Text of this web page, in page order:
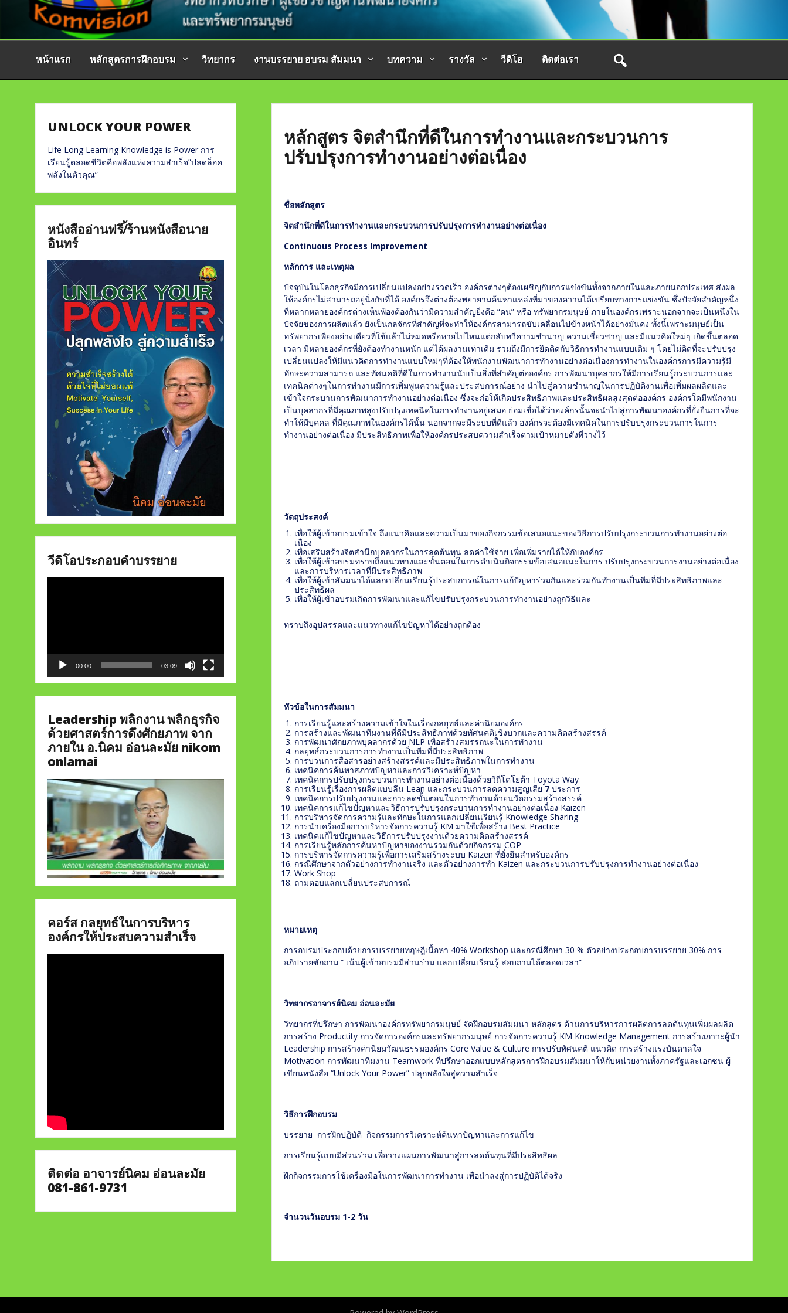
หน้าแรก หลักสูตรการฝึกอบรม วิทยากร งานบรรยาย อบรม สัมมนา บทความ รางวัล วีดิโอ ติดต่อเรา
หลักสูตร จิตสำนึกที่ดีในการทำงานและกระบวนการ
ปรับปรุงการทำงานอย่างต่อเนื่อง
ชื่อหลักสูตร
จิตสำนึกที่ดีในการทำงานและกระบวนการปรับปรุงการทำงานอย่างต่อเนื่อง
Continuous Process Improvement
หลักการ และเหตุผล
ปัจจุบันในโลกธุรกิจมีการเปลี่ยนแปลงอย่างรวดเร็ว องค์กรต่างๆต้องเผชิญกับการแข่งขันทั้งจากภายในและภายนอกประเทศ ส่งผล
ให้องค์กรไม่สามารถอยู่นิ่งกับที่ได้ องค์กรจึงต่างต้องพยายามค้นหาแหล่งที่มาของความได้เปรียบทางการแข่งขัน ซึ่งปัจจัยสำคัญหนึ่ง
ที่หลากหลายองค์กรต่างเห็นพ้องต้องกันว่ามีความสำคัญยิ่งคือ “คน” หรือ ทรัพยากรมนุษย์ ภายในองค์กรเพราะนอกจากจะเป็นหนึ่งใน
ปัจจัยของการผลิตแล้ว ยังเป็นกลจักรที่สำคัญที่จะทำให้องค์กรสามารถขับเคลื่อนไปข้างหน้าได้อย่างมั่นคง ทั้งนี้เพราะมนุษย์เป็น
ทรัพยากรเพียงอย่างเดียวที่ใช้แล้วไม่หมดหรือหายไปไหนแต่กลับทวีความชำนาญ ความเชี่ยวชาญ และมีแนวคิดใหม่ๆ เกิดขึ้นตลอด
เวลา มีหลายองค์กรที่ยังต้องทำงานหนัก แต่ได้ผลงานเท่าเดิม รวมถึงมีการยึดติดกับวิธีการทำงานแบบเดิม ๆ โดยไม่คิดที่จะปรับปรุง
เปลี่ยนแปลงให้มีแนวคิดการทำงานแบบใหม่ๆที่ต้องให้พนักงานพัฒนาการทำงานอย่างต่อเนื่องการทำงานในองค์กรการมีความรู้มี
ทักษะความสามารถ และทัศนคติที่ดีในการทำงานนับเป็นสิ่งที่สำคัญต่อองค์กร การพัฒนาบุคลากรให้มีการเรียนรู้กระบวนการและ
เทคนิคต่างๆในการทำงานมีการเพิ่มพูนความรู้และประสบการณ์อย่าง นำไปสู่ความชำนาญในการปฏิบัติงานเพื่อเพิ่มผลผลิตและ
เข้าใจกระบานการพัฒนาการทำงานอย่างต่อเนื่อง ซึ่งจะก่อให้เกิดประสิทธิภาพและประสิทธิผลสูงสุดต่อองค์กร องค์กรใดมีพนักงาน
เป็นบุคลากรที่มีคุณภาพสูงปรับปรุงเทคนิคในการทำงานอยู่เสมอ ย่อมเชื่อได้ว่าองค์กรนั้นจะนำไปสู่การพัฒนาองค์กรที่ยั่งยืนการที่จะ
ทำให้มีบุคคล ที่มีคุณภาพในองค์กรได้นั้น นอกจากจะมีระบบที่ดีแล้ว องค์กรจะต้องมีเทคนิคในการปรับปรุงกระบวนการในการ
ทำงานอย่างต่อเนื่อง มีประสิทธิภาพเพื่อให้องค์กรประสบความสำเร็จตามเป้าหมายดังที่วางไว้
วัตถุประสงค์
เพื่อให้ผู้เข้าอบรมเข้าใจ ถึงแนวคิดและความเป็นมาของกิจกรรมข้อเสนอแนะของวิธีการปรับปรุงกระบวนการทำงานอย่างต่อ
เนื่อง
เพื่อเสริมสร้างจิตสำนึกบุคลากรในการลดต้นทุน ลดค่าใช้จ่าย เพื่อเพิ่มรายได้ให้กับองค์กร
เพื่อให้ผู้เข้าอบรมทราบถึงแนวทางและขั้นตอนในการดำเนินกิจกรรมข้อเสนอแนะในการ ปรับปรุงกระบวนการงานอย่างต่อเนื่อง
และการบริหารเวลาที่มีประสิทธิภาพ
เพื่อให้ผู้เข้าสัมมนาได้แลกเปลี่ยนเรียนรู้ประสบการณ์ในการแก้ปัญหาร่วมกันและร่วมกันทำงานเป็นทีมที่มีประสิทธิภาพและ
ประสิทธิผล
เพื่อให้ผู้เข้าอบรมเกิดการพัฒนาและแก้ไขปรับปรุงกระบวนการทำงานอย่างถูกวิธีและ
ทราบถึงอุปสรรคและแนวทางแก้ไขปัญหาได้อย่างถูกต้อง
หัวข้อในการสัมมนา
การเรียนรู้และสร้างความเข้าใจในเรื่องกลยุทธ์และค่านิยมองค์กร
การสร้างและพัฒนาทีมงานที่ดีมีประสิทธิภาพด้วยทัศนคติเชิงบวกและความคิดสร้างสรรค์
การพัฒนาศักยภาพบุคลากรด้วย NLP เพื่อสร้างสมรรถนะในการทำงาน
กลยุทธ์กระบวนการการทำงานเป็นทีมที่มีประสิทธิภาพ
การบวนการสื่อสารอย่างสร้างสรรค์และมีประสิทธิภาพในการทำงาน
เทคนิคการค้นหาสภาพปัญหาและการวิเคราะห์ปัญหา
เทคนิคการปรับปรุงกระบวนการทำงานอย่างต่อเนื่องด้วยวิถีโตโยต้า Toyota Way
การเรียนรู้เรื่องการผลิตแบบลีน Lean และกระบวนการลดความสูญเสีย 7 ประการ
เทคนิคการปรับปรุงงานและการลดขั้นตอนในการทำงานด้วยนวัตกรรมสร้างสรรค์
เทคนิคการแก้ไขปัญหาและวิธีการปรับปรุงกระบวนการทำงานอย่างต่อเนื่อง Kaizen
การบริหารจัดการความรู้และทักษะในการแลกเปลี่ยนเรียนรู้ Knowledge Sharing
การนำเครื่องมือการบริหารจัดการความรู้ KM มาใช้เพื่อสร้าง Best Practice
เทคนิคแก้ไขปัญหาและวิธีการปรับปรุงงานด้วยความคิดสร้างสรรค์
การเรียนรู้หลักการค้นหาปัญหาของงานร่วมกันด้วยกิจกรรม COP
การบริหารจัดการความรู้เพื่อการเสริมสร้างระบบ Kaizen ที่ยั่งยืนสำหรับองค์กร
กรณีศึกษาจากตัวอย่างการทำงานจริง และตัวอย่างการทำ Kaizen และกระบวนการปรับปรุงการทำงานอย่างต่อเนื่อง
Work Shop
ถามตอบแลกเปลี่ยนประสบการณ์
หมายเหตุ
การอบรมประกอบด้วยการบรรยายทฤษฎีเนื้อหา 40% Workshop และกรณีศึกษา 30 % ตัวอย่างประกอบการบรรยาย 30% การ
อภิปรายซักถาม “ เน้นผู้เข้าอบรมมีส่วนร่วม แลกเปลี่ยนเรียนรู้ สอบถามได้ตลอดเวลา”
วิทยากรอาจารย์นิคม อ่อนละมัย
วิทยากรที่ปรึกษา การพัฒนาองค์กรทรัพยากรมนุษย์ จัดฝึกอบรมสัมมนา หลักสูตร ด้านการบริหารการผลิตการลดต้นทุนเพิ่มผลผลิต
การสร้าง Productity การจัดการองค์กรและทรัพยากรมนุษย์ การจัดการความรู้ KM Knowledge Management การสร้างภาวะผู้นำ
Leadership การสร้างค่านิยมวัฒนธรรมองค์กร Core Value & Culture การปรับทัศนคติ แนวคิด การสร้างแรงบันดาลใจ
Motivation การพัฒนาทีมงาน Teamwork ที่ปรึกษาออกแบบหลักสูตรการฝึกอบรมสัมมนาให้กับหน่วยงานทั้งภาครัฐและเอกชน ผู้
เขียนหนังสือ “Unlock Your Power” ปลุกพลังใจสู่ความสำเร็จ
วิธีการฝึกอบรม
บรรยาย การฝึกปฏิบัติ กิจกรรมการวิเคราะห์ค้นหาปัญหาและการแก้ไข
การเรียนรู้แบบมีส่วนร่วม เพื่อวางแผนการพัฒนาสู่การลดต้นทุนที่มีประสิทธิผล
ฝึกกิจกรรมการใช้เครื่องมือในการพัฒนาการทำงาน เพื่อนำลงสู่การปฏิบัติได้จริง
จำนวนวันอบรม 1-2 วัน
UNLOCK YOUR POWER
Life Long Learning Knowledge is Power การ
เรียนรู้ตลอดชีวิตคือพลังแห่งความสำเร็จ”ปลดล็อค
พลังในตัวคุณ”
หนังสืออ่านฟรี/้ร้านหนังสือนาย
อินทร์
วีดิโอประกอบคำบรรยาย
00:00 03:09
Leadership พลิกงาน พลิกธุรกิจ
ด้วยศาสตร์การดึงศักยภาพ จาก
ภายใน อ.นิคม อ่อนละมัย nikom
onlamai
คอร์ส กลยุทธ์ในการบริหาร
องค์กรให้ประสบความสำเร็จ
ติดต่อ อาจารย์นิคม อ่อนละมัย
081-861-9731